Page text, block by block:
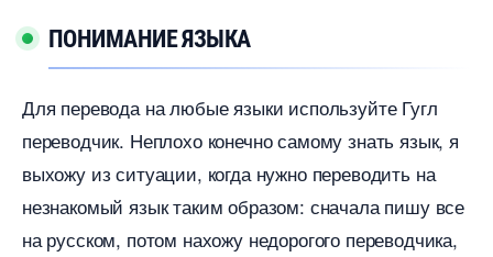
ПОНИМАНИЕ ЯЗЫКА
Для перевода на любые языки используйте Гугл
переводчик. Неплохо конечно самому знать язык, я
ыхожу из ситуации, когда нужно переводить на
незнакомый язык таким образом: сначала пишу все
на русском, потом нахожу недорогого переводчика,